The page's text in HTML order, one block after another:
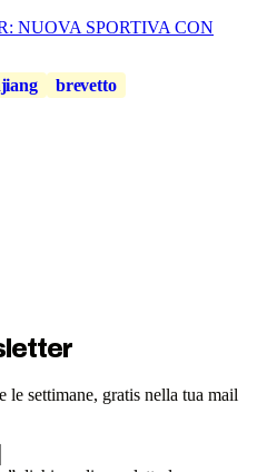
NUOVA SPORTIVA CON
brevetto
settimane, gratis nella tua mail